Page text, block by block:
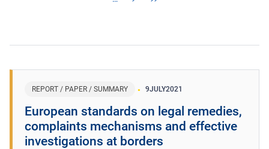
REPORT / PAPER / SUMMARY 9JULY2021
European standards on legal remedies,
complaints mechanisms and effective
investigations at borders